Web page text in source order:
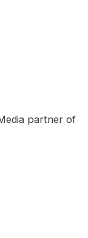
partner of